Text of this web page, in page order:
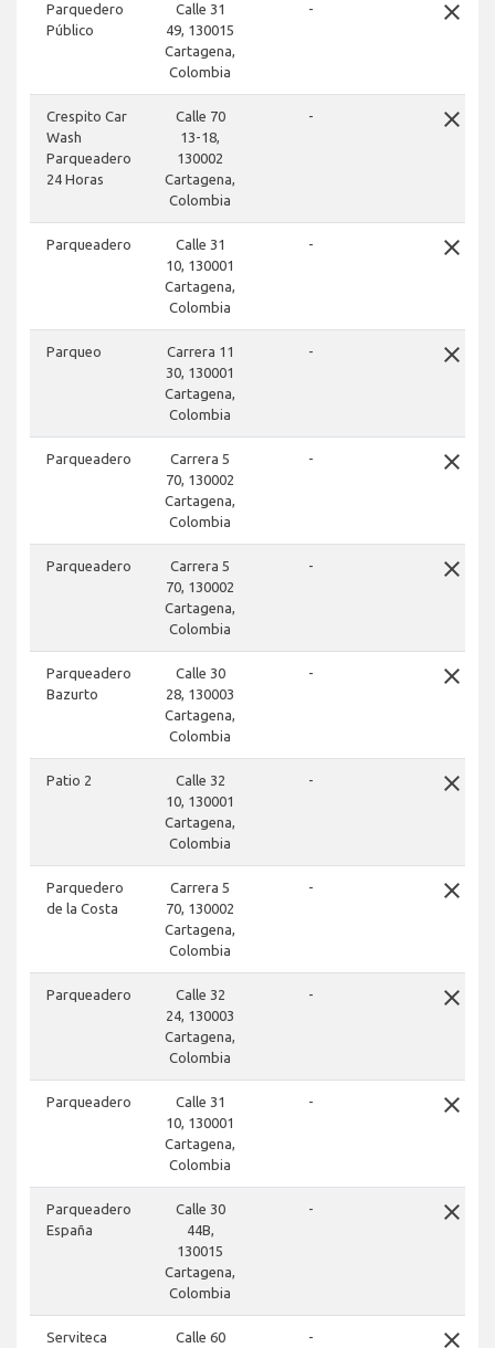
Parquedero
Público
Calle 31
49, 130015
Cartagena,
Colombia
- close
Crespito Car
Wash
Parqueadero
24 Horas
Calle 70
13-18,
130002
Cartagena,
Colombia
- close
Parqueadero
Calle 31
10, 130001
Cartagena,
Colombia
- close
Parqueo
Carrera 11
30, 130001
Cartagena,
Colombia
- close
Parqueadero
Carrera 5
70, 130002
Cartagena,
Colombia
- close
Parqueadero
Carrera 5
70, 130002
Cartagena,
Colombia
- close
Parqueadero
Bazurto
Calle 30
28, 130003
Cartagena,
Colombia
- close
Patio 2
Calle 32
10, 130001
Cartagena,
Colombia
- close
Parquedero
de la Costa
Carrera 5
70, 130002
Cartagena,
Colombia
- close
Parqueadero
Calle 32
24, 130003
Cartagena,
Colombia
- close
Parqueadero
Calle 31
10, 130001
Cartagena,
Colombia
- close
Parqueadero
España
Calle 30
44B,
130015
Cartagena,
Colombia
- close
Serviteca
Calle 60
- close